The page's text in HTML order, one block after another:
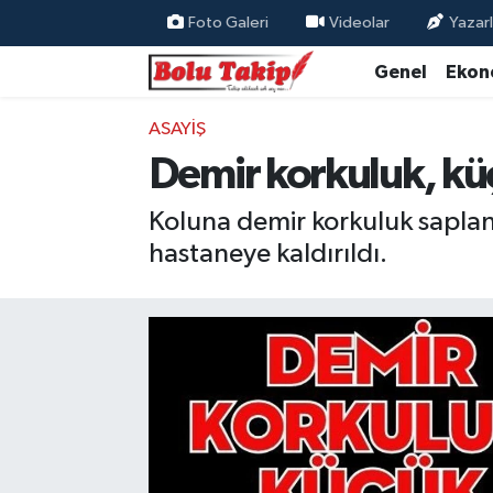
Foto Galeri Videolar
Genel
ASAYIŞ
Demir korkuluk,
Koluna demir korkuluk
hastaneye kaldırıldı.